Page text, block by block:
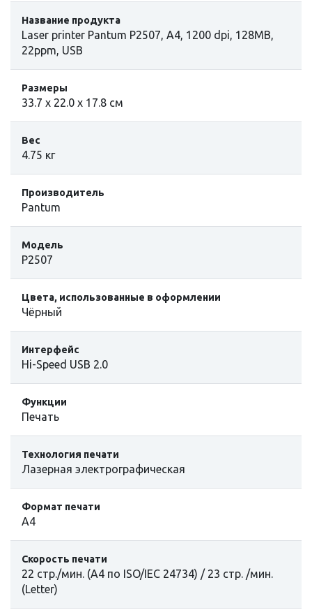
Название продукта
Laser printer Pantum P2507, A4, 1200 dpi, 128MB,
22ppm, USB
Размеры
33.7 х 22.0 х 17.8 см
Вес
4.75 кг
Производитель
Pantum
Модель
P2507
Цвета, использованные в оформлении
Чёрный
Интерфейс
Hi-Speed USB 2.0
Функции
Печать
Технология печати
Лазерная электрографическая
Формат печати
А4
Скорость печати
22 стр./мин. (A4 по ISO/IEC 24734) / 23 стр. /мин.
(Letter)